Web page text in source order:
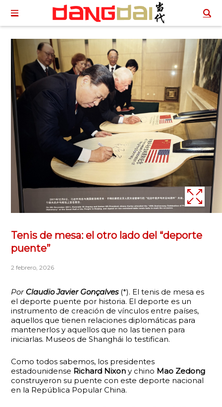
Tenis de mesa: el otro lado del “deporte
puente”
2 febrero, 2026
Por Claudio Javier Gonçalves(*). El tenis de mesa es
el deporte puente por historia. El deporte es un
instrumento de creación de vínculos entre países,
aquellos que tienen relaciones diplomáticas para
mantenerlos y aquellos que no las tienen para
iniciarlas. Museos de Shanghái lo testifican.
Como todos sabemos, los presidentes
estadounidense Richard Nixon y chino Mao Zedong
construyeron su puente con este deporte nacional
en la República Popular China.